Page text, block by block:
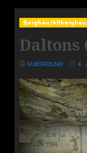
Bergbau/Altbergbau
Daltons
SUBGROUND 4.